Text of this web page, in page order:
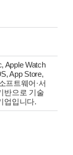
Apple Watch
App Store,
프트웨어·서
반으로 기술
업입니다.